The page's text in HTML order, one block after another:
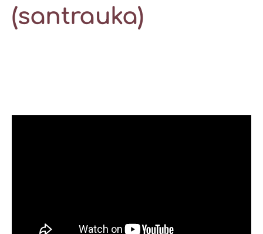
(santrauka)